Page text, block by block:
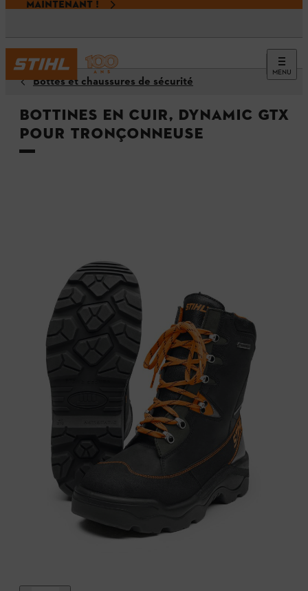
MAINTENANT !
MENU
Bottes et chaussures de sécurité
Bottines en cuir, DYNAMIC GTX
pour tronçonneuse